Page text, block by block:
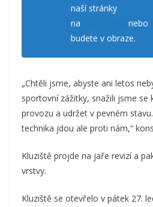
naší stránky
na
nebo
budete v obraze.
„Chtěli jsme, abyste ani letos
sportovní zážitky, snažili jsme se
provozu a udržet v pevném
technika jdou ale proti nám,“
Kluziště projde na jaře revizí a
vrstvy.
Kluziště se otevřelo v pátek 27.